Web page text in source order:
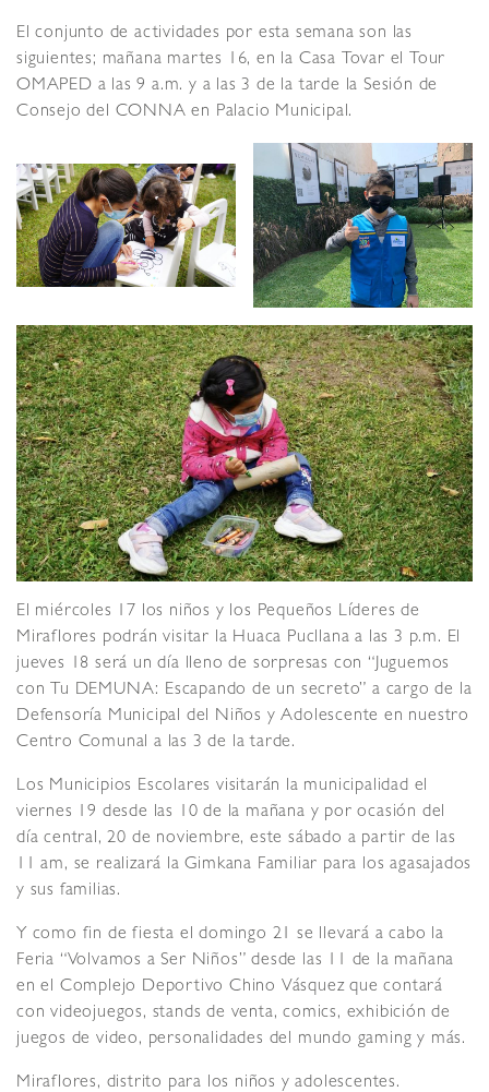
El conjunto de actividades por esta semana son las
siguientes; mañana martes 16, en la Casa Tovar el Tour
OMAPED a las 9 a.m. y a las 3 de la tarde la Sesión de
Consejo del CONNA en Palacio Municipal.
El miércoles 17 los niños y los Pequeños Líderes de
Miraflores podrán visitar la Huaca Pucllana a las 3 p.m. El
jueves 18 será un día lleno de sorpresas con “Juguemos
con Tu DEMUNA: Escapando de un secreto” a cargo de la
Defensoría Municipal del Niños y Adolescente en nuestro
Centro Comunal a las 3 de la tarde.
Los Municipios Escolares visitarán la municipalidad el
viernes 19 desde las 10 de la mañana y por ocasión del
día central, 20 de noviembre, este sábado a partir de las
11 am, se realizará la Gimkana Familiar para los agasajados
y sus familias.
Y como fin de fiesta el domingo 21 se llevará a cabo la
Feria “Volvamos a Ser Niños” desde las 11 de la mañana
en el Complejo Deportivo Chino Vásquez que contará
con videojuegos, stands de venta, comics, exhibición de
juegos de video, personalidades del mundo gaming y más.
Miraflores, distrito para los niños y adolescentes.